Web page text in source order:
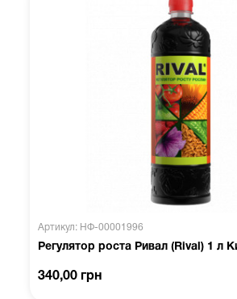
Артикул: НФ-00001996
Регулятор роста Ривал (Rival) 1 л
340,00 грн